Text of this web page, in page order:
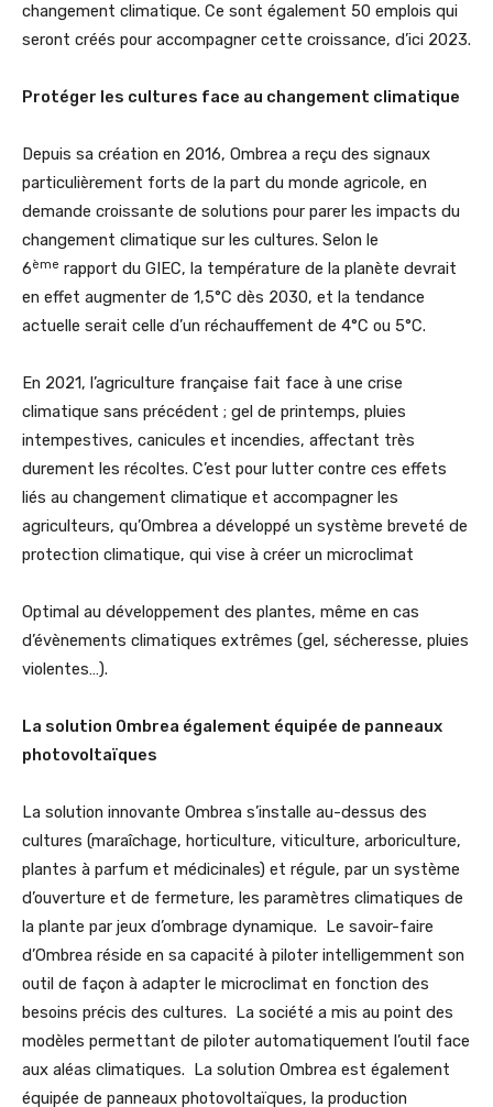
changement climatique. Ce sont également 50 emplois qui
seront créés pour accompagner cette croissance, d’ici 2023.
Protéger les cultures face au changement climatique
Depuis sa création en 2016, Ombrea a reçu des signaux
particulièrement forts de la part du monde agricole, en
demande croissante de solutions pour parer les impacts du
changement climatique sur les cultures. Selon le
6ème rapport du GIEC, la température de la planète devrait
en effet augmenter de 1,5°C dès 2030, et la tendance
actuelle serait celle d’un réchauffement de 4°C ou 5°C.
En 2021, l’agriculture française fait face à une crise
climatique sans précédent ; gel de printemps, pluies
intempestives, canicules et incendies, affectant très
durement les récoltes. C’est pour lutter contre ces effets
liés au changement climatique et accompagner les
agriculteurs, qu’Ombrea a développé un système breveté de
protection climatique, qui vise à créer un microclimat
Optimal au développement des plantes, même en cas
d’évènements climatiques extrêmes (gel, sécheresse, pluies
violentes…).
La solution Ombrea également équipée de panneaux
photovoltaïques
La solution innovante Ombrea s’installe au-dessus des
cultures (maraîchage, horticulture, viticulture, arboriculture,
plantes à parfum et médicinales) et régule, par un système
d’ouverture et de fermeture, les paramètres climatiques de
la plante par jeux d’ombrage dynamique. Le savoir-faire
d’Ombrea réside en sa capacité à piloter intelligemment son
outil de façon à adapter le microclimat en fonction des
besoins précis des cultures. La société a mis au point des
modèles permettant de piloter automatiquement l’outil face
aux aléas climatiques. La solution Ombrea est également
équipée de panneaux photovoltaïques, la production